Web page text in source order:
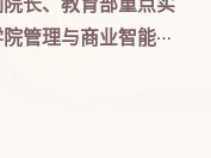
管理与商业智能系